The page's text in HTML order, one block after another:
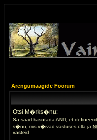
Arengumaagide Foorum
Otsi M�rks�nu:
Sa saad kasutada AND , et
s�nu, mis v�ivad vastuses olla ja
vasteid